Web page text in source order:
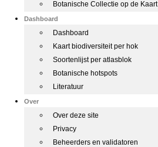
Botanische Collectie op de Kaart
Dashboard
Dashboard
Kaart biodiversiteit per hok
Soortenlijst per atlasblok
Botanische hotspots
Literatuur
Over
Over deze site
Privacy
Beheerders en validatoren